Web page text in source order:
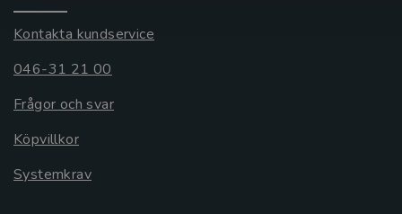
Kontakta kundservice
046-31 21 00
Frågor och svar
Köpvillkor
Systemkrav